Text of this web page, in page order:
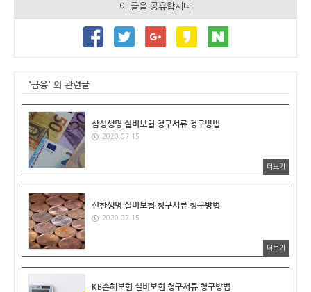
이 글을 공유합시다
'금융' 의 관련글
삼성생명 실비보험 청구서류 청구방법
2020.07.15
더보기
신한생명 실비보험 청구서류 청구방법
2020.07.15
더보기
KB손해보험 실비보험 청구서류 청구방법